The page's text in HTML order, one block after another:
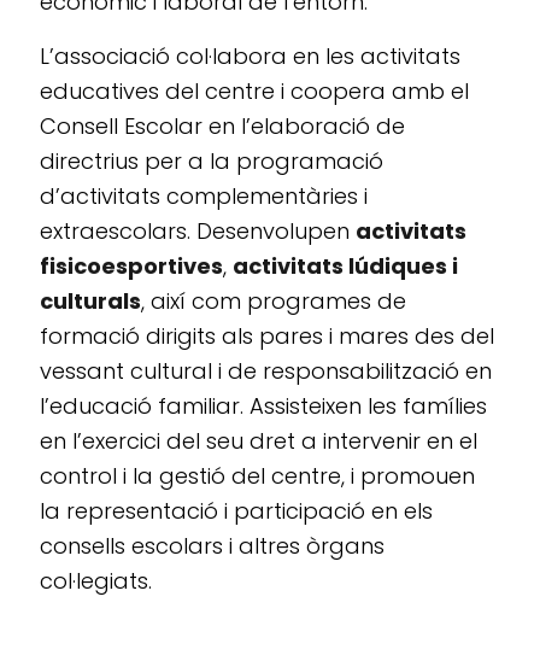
L’associació col·labora en les activitats
educatives del centre i coopera amb el
Consell Escolar en l’elaboració de
directrius per a la programació
d’activitats complementàries i
extraescolars. Desenvolupen activitats
fisicoesportives, activitats lúdiques i
culturals, així com programes de
formació dirigits als pares i mares des del
vessant cultural i de responsabilització en
l’educació familiar. Assisteixen les famílies
en l’exercici del seu dret a intervenir en el
control i la gestió del centre, i promouen
la representació i participació en els
consells escolars i altres òrgans
col·legiats.